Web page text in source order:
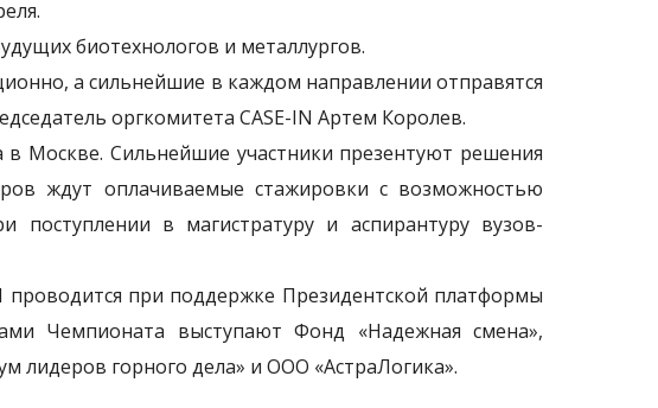
биотехнологов и металлургов.
а сильнейшие в каждом направлении отправятся
оргкомитета CASE-IN Артем Королев.
в Москве. Сильнейшие участники презентуют решения
ждут оплачиваемые стажировки с возможностью
поступлении в магистратуру и аспирантуру вузов-
при поддержке Президентской платформы
Чемпионата выступают Фонд «Надежная смена»,
горного дела» и ООО «АстраЛогика».